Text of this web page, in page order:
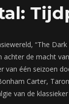
“The
de macht
één seizoen
Carter,
van de